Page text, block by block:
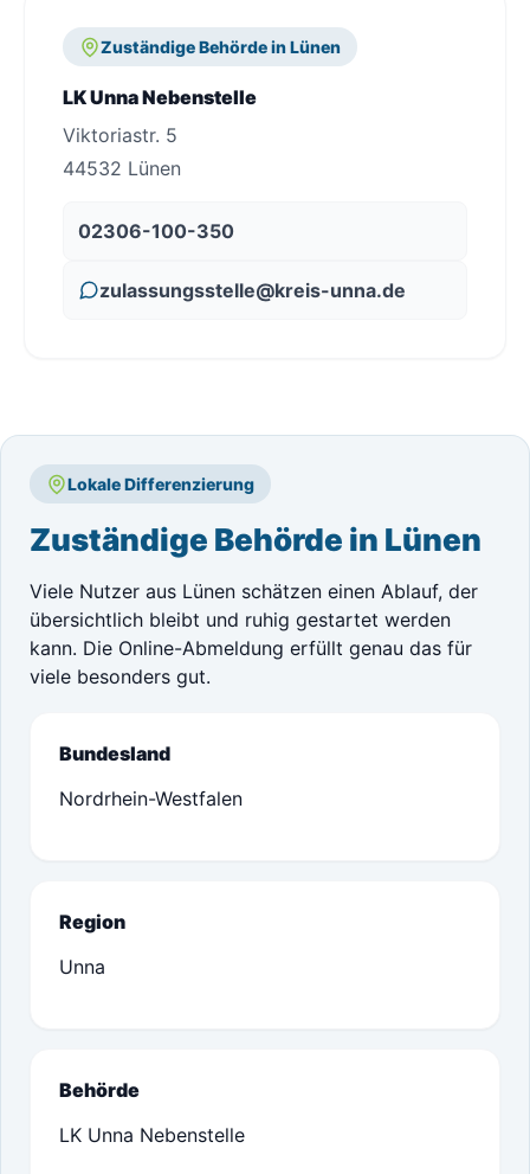
Zuständige Behörde in Lünen
LK Unna Nebenstelle
Viktoriastr. 5
44532 Lünen
02306-100-350
zulassungsstelle@kreis-unna.de
Lokale Differenzierung
Zuständige Behörde in Lünen
Viele Nutzer aus Lünen schätzen einen Ablauf, der
übersichtlich bleibt und ruhig gestartet werden
kann. Die Online-Abmeldung erfüllt genau das für
viele besonders gut.
Bundesland
Nordrhein-Westfalen
Region
Unna
Behörde
LK Unna Nebenstelle